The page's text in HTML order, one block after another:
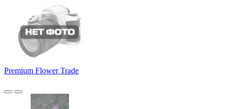
Premium Flower Trade